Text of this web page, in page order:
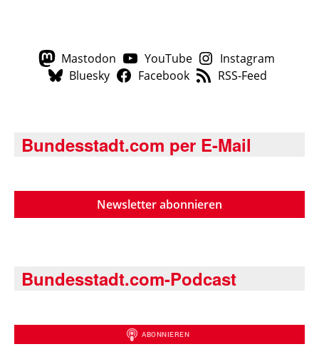
Mastodon YouTube
Instagram
Bluesky
Facebook RSS-Feed
Bundesstadt.com per E-Mail
Newsletter abonnieren
Bundesstadt.com-Podcast